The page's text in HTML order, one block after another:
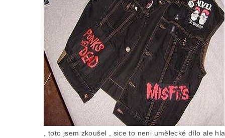
, toto jsem zkoušel , sice to neni umělecké dílo ale